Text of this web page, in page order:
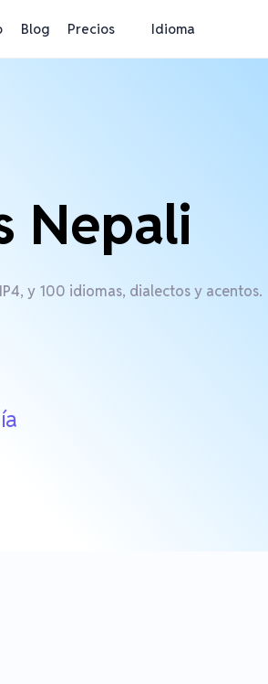
Blog Precios Idioma
Nepali
y 100 idiomas, dialectos y acentos.